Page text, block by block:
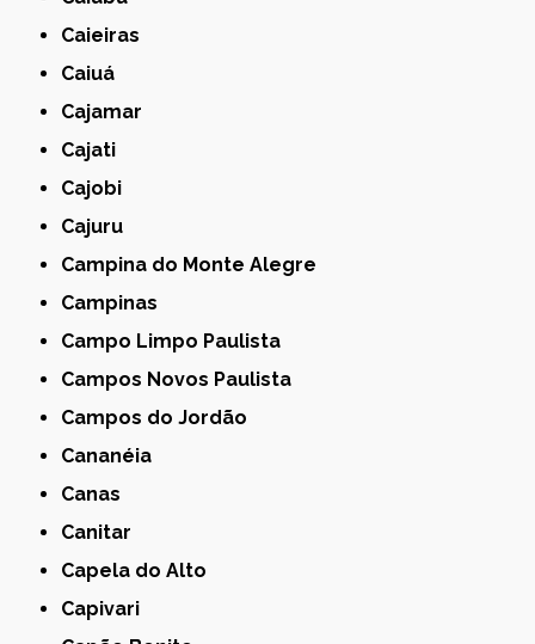
Caieiras
Caiuá
Cajamar
Cajati
Cajobi
Cajuru
Campina do Monte Alegre
Campinas
Campo Limpo Paulista
Campos Novos Paulista
Campos do Jordão
Cananéia
Canas
Canitar
Capela do Alto
Capivari